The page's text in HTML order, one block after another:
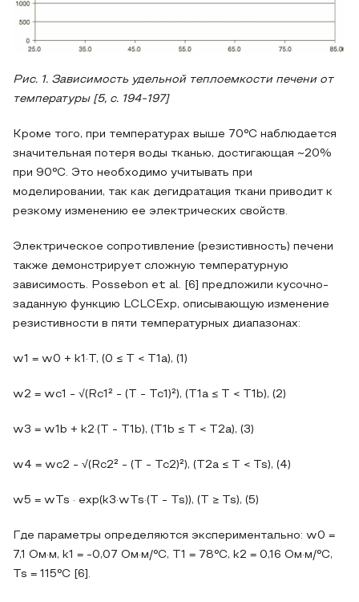
Рис. 1. Зависимость удельной теплоемкости печени от
температуры [5, с. 194-197]
Кроме того, при температурах выше 70°C наблюдается
значительная потеря воды тканью, достигающая ~20%
при 90°C. Это необходимо учитывать при
моделировании, так как дегидратация ткани приводит к
резкому изменению ее электрических свойств.
Электрическое сопротивление (резистивность) печени
также демонстрирует сложную температурную
зависимость. Possebon et al. [6] предложили кусочно-
заданную функцию LCLCExp, описывающую изменение
резистивности в пяти температурных диапазонах:
w1 = w0 + k1·T, (0 ≤ T < T1a), (1)
w2 = wc1 - √(Rc1² - (T - Tc1)²), (T1a ≤ T < T1b), (2)
w3 = w1b + k2·(T - T1b), (T1b ≤ T < T2a), (3)
w4 = wc2 - √(Rc2² - (T - Tc2)²), (T2a ≤ T < Ts), (4)
w5 = wTs · exp(k3·wTs·(T - Ts)), (T ≥ Ts), (5)
Где параметры определяются экспериментально: w0 =
7,1 Ом·м, k1 = -0,07 Ом·м/°C, T1 = 78°C, k2 = 0,16 Ом·м/°C,
Ts = 115°C [6].